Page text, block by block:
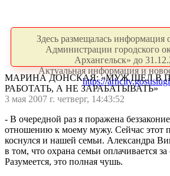
Здесь размещалась информация
Администрации городского
Архангельск» до
Актуальная информация и
https://
МАРИНА ДОНСКАЯ: «МУЖ ШЕЛ В
РАБОТАТЬ, А НЕ ЗАРАБАТЫВАТЬ»
3 мая 2007 г. четверг, 14:43:52
- В очередной раз я поражена
отношению к моему мужу. Сейчас этот
коснулся и нашей семьи. Александра
в том, что охрана семьи оплачивается
Разумеется, это полная чушь.